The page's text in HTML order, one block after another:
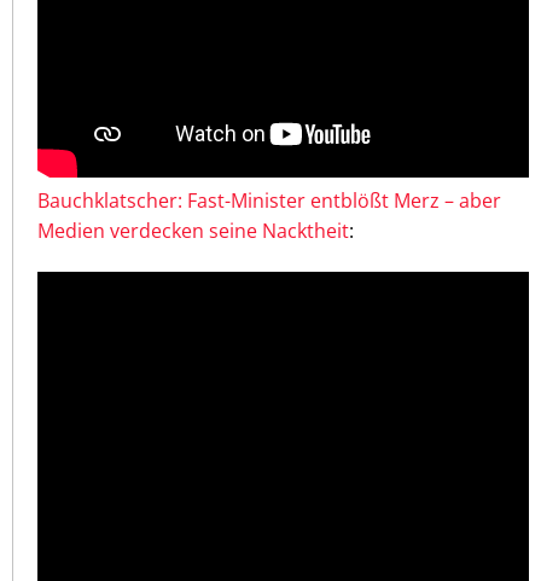
Bauchklatscher: Fast-Minister entblößt Merz – aber
Medien verdecken seine Nacktheit: